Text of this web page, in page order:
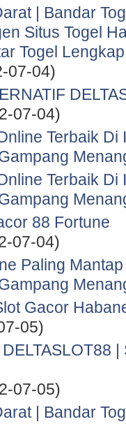
| Bandar
Situs Togel
Togel
07-04)
07-04)
Terbaik Di
Terbaik Di
88 Fortune
07-04)
Paling
Gacor
05)
07-05)
| Bandar